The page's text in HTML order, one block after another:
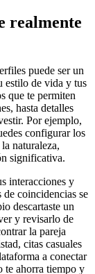
realmente
puede ser un
estilo de vida y tus
que te permiten
hasta detalles
Por ejemplo,
configurar los
naturaleza,
significativa.
interacciones y
coincidencias se
descartaste un
y revisarlo de
la pareja
citas casuales
a conectar
te ahorra tiempo y